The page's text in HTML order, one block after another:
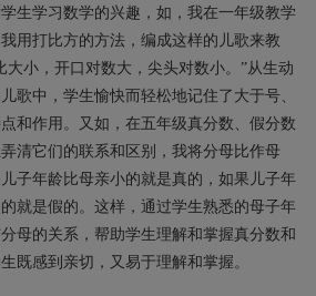
生学习数学的兴趣，如，我在一年级教学
用打比方的方法，编成这样的儿歌来教
大小，开口对数大，尖头对数小。”从生动
歌中，学生愉快而轻松地记住了大于号、
和作用。又如，在五年级真分数、假分数
清它们的联系和区别，我将分母比作母
子年龄比母亲小的就是真的，如果儿子年
就是假的。这样，通过学生熟悉的母子年
母的关系，帮助学生理解和掌握真分数和
既感到亲切，又易于理解和掌握。